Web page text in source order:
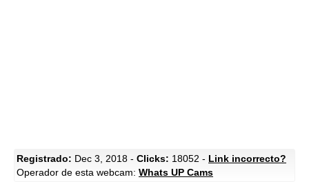
Registrado: Dec 3, 2018 - Clicks: 18052 - Link incorrecto?
Operador de esta webcam: Whats UP Cams